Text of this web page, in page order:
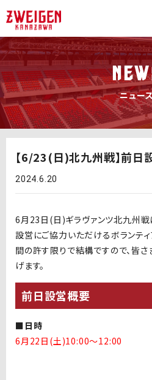
ニュー
【6/23(日)北九州戦】前日
2024.6.20
6月23日(日)ギラヴァンツ北九州戦
設営にご協力いただけるボランテ
間の許す限りで結構ですので、皆
げます。
前日設営概要
■日時
6月22日(土)10:00〜12:00